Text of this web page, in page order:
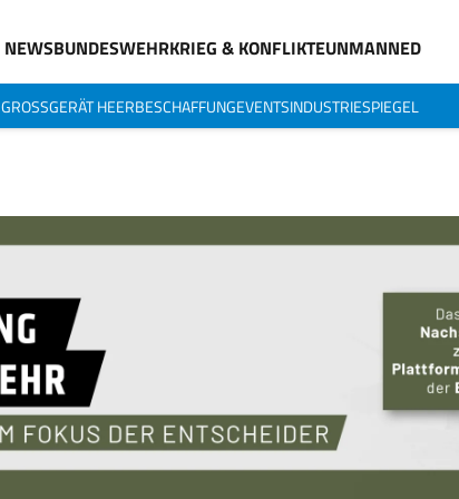
NEWSBUNDESWEHRKRIEG & KONFLIKTEUNMANNED
GROSSGERÄT HEERBESCHAFFUNGEVENTSINDUSTRIESPIEGEL